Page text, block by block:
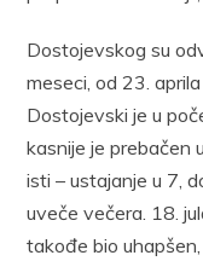
Dostojevskog su
meseci, od 23.
Dostojevski je u
kasnije je prebačen
isti – ustajanje u 7,
uveče večera. 18.
takođe bio